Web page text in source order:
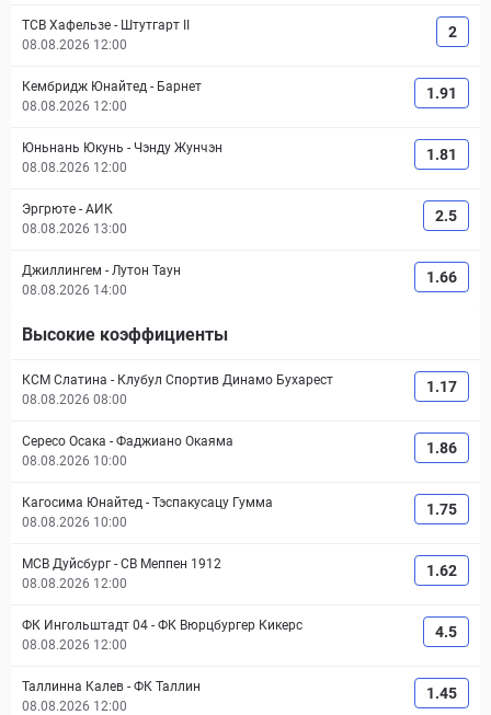
ТСВ Хафельзе - Штутгарт II
08.08.2026 12:00
2
Кембридж Юнайтед - Барнет
08.08.2026 12:00
1.91
Юньнань Юкунь - Чэнду Жунчэн
08.08.2026 12:00
1.81
Эргрюте - АИК
08.08.2026 13:00
2.5
Джиллингем - Лутон Таун
08.08.2026 14:00
1.66
Высокие коэффициенты
КСМ Слатина - Клубул Спортив Динамо Бухарест
08.08.2026 08:00
1.17
Сересо Осака - Фаджиано Окаяма
08.08.2026 10:00
1.86
Кагосима Юнайтед - Тэспакусацу Гумма
08.08.2026 10:00
1.75
МСВ Дуйсбург - СВ Меппен 1912
08.08.2026 12:00
1.62
ФК Ингольштадт 04 - ФК Вюрцбургер Кикерс
08.08.2026 12:00
4.5
Таллинна Калев - ФК Таллин
08.08.2026 12:00
1.45